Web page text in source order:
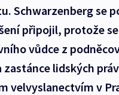
Schwarzenberg se
připojil, protože
vůdce z
zastánce lidských
velvyslanectvím v